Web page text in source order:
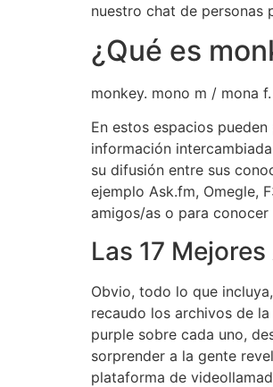
nuestro chat de personas
¿Qué es
monkey. mono m / mona f.
En estos espacios
información
su difusión entre sus
ejemplo Ask.fm, Omegle,
amigos/as o para conocer
Las 17
Obvio, todo lo que
recaudo los archivos de
purple sobre cada uno,
sorprender a la gente
plataforma de